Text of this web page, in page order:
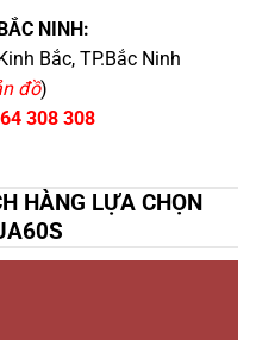
NINH:
Bắc, TP.Bắc Ninh
đồ)
308 308
HÀNG LỰA CHỌN